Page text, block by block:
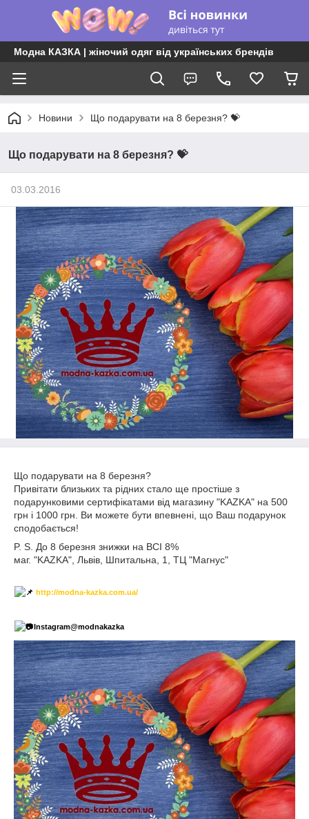
Модна КАЗКА | жіночий одяг від українських брендів
Новини Що подарувати на 8 березня? 💝
Що подарувати на 8 березня? 💝
03.03.2016
Що подарувати на 8 березня?
Привітати близьких та рідних стало ще простіше з
подарунковими сертифікатами від магазину "KAZKA" на 500
грн і 1000 грн. Ви можете бути впевнені, що Ваш подарунок
сподобається!
P. S. До 8 березня знижки на ВСІ 8%
маг. "KAZKA", Львів, Шпитальна, 1, ТЦ "Магнус"
http://modna-kazka.com.ua/
Instagram@modnakazka